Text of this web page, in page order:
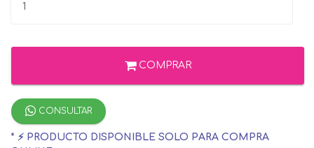
COMPRAR
CONSULTAR
* ⚡ PRODUCTO DISPONIBLE SOLO PARA COMPRA